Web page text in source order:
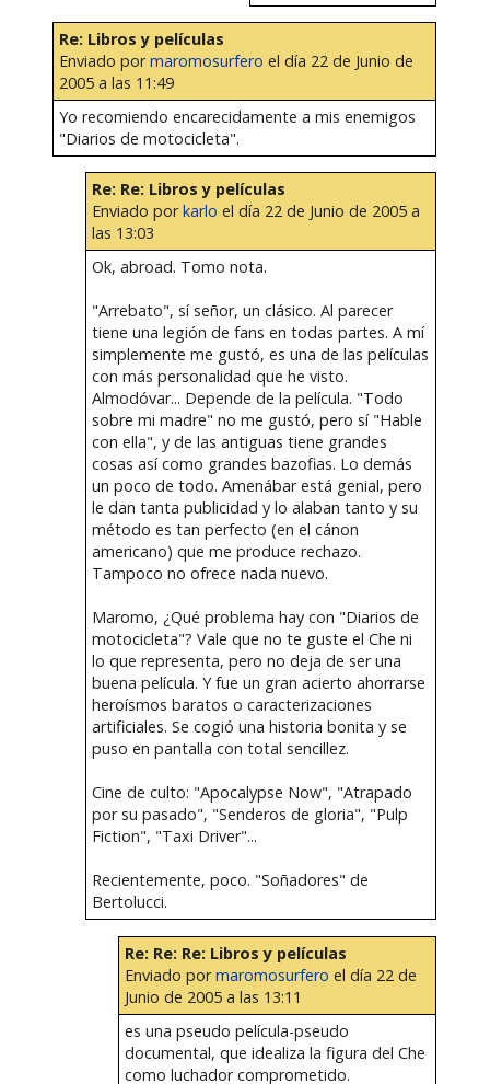
Re: Libros y películas
Enviado pormaromosurfero el día 22 de Junio de
2005 a las 11:49
Yo recomiendo encarecidamente a mis enemigos
"Diarios de motocicleta".
Re: Re: Libros y películas
Enviado porkarlo el día 22 de Junio de 2005 a
las 13:03
Ok, abroad. Tomo nota.
"Arrebato", sí señor, un clásico. Al parecer
tiene una legión de fans en todas partes. A mí
simplemente me gustó, es una de las películas
con más personalidad que he visto.
Almodóvar... Depende de la película. "Todo
sobre mi madre" no me gustó, pero sí "Hable
con ella", y de las antiguas tiene grandes
cosas así como grandes bazofias. Lo demás
un poco de todo. Amenábar está genial, pero
le dan tanta publicidad y lo alaban tanto y su
método es tan perfecto (en el cánon
americano) que me produce rechazo.
Tampoco no ofrece nada nuevo.
Maromo, ¿Qué problema hay con "Diarios de
motocicleta"? Vale que no te guste el Che ni
lo que representa, pero no deja de ser una
buena película. Y fue un gran acierto ahorrarse
heroísmos baratos o caracterizaciones
artificiales. Se cogió una historia bonita y se
puso en pantalla con total sencillez.
Cine de culto: "Apocalypse Now", "Atrapado
por su pasado", "Senderos de gloria", "Pulp
Fiction", "Taxi Driver"...
Recientemente, poco. "Soñadores" de
Bertolucci.
Re: Re: Re: Libros y películas
Enviado pormaromosurfero el día 22 de
Junio de 2005 a las 13:11
es una pseudo película-pseudo
documental, que idealiza la figura del Che
como luchador comprometido.